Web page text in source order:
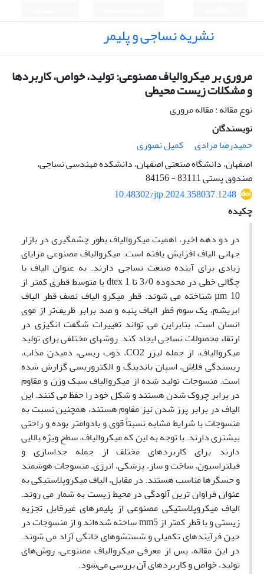
نشریه نساجی و پلیمر
مروری بر میکروالیاف مصنوعی: تولید، خواص، کاربردها
و مشکلات زیست محیطی
نوع مقاله : مقاله مروری
نویسندگان
حمیدرضا مرادی
کمیل نصوری
اصفهان، دانشگاه صنعتی اصفهان، دانشکده مهندسی نساجی،
صندوق پستی 83111 - 84156
10.48302/jtp.2024.358037.1248
چکیده
در دو دهه اخیر، اهمیت میکروالیاف بطور چشمگیری در بازار
جهانی الیاف افزایش یافته است. میکروالیاف مصنوعی مزایای
زیادی برای آینده صنعت نساجی دارند. به عنوان الیاف با
چگالی خطی در محدوده 3/0 تا dtex 1 یا متوسط قطری کمتر از
µm 10 شناخته می شوند. قطر میکرو الیاف نصف قطر الیاف
ابریشم، یک سوم قطر الیاف پنبه و صد برابر ظریف‌تر از موی
انسان است، بنابراین می تواند تغییرات شگفت انگیزی در
ارتقاء محصولات نساجی ایجاد کند. روشهای مختلفی برای تولید
میکروالیاف، از جمله لیزر CO2، ذوب ریسی، دمیدن مذاب،
ریسندگی فلاش، اسپان باندینگ و الکتروریسی گزارش شده
است. منسوجات تولید شده از میکروالیاف سبک وزن و مقاوم
در برابر چروک شدن هستند و شکل خود را حفظ می کنند. این
الیاف در برابر پرز شدن نیز مقاوم هستند، همچنین نسبت به
منسوجات با شرایط مشابه نسبتاً قوی و بادوامتر بوده و راحتی
بیشتری دارند. با توجه به این که میکروالیاف، سطح ویژه بالایی
دارند برای کاربردهای مختلف از جمله جداسازی و
فیلتراسیون، ساخت و ساز، پزشکی، انرژی، منسوجات هوشمند
و حسگرها مناسب هستند. در مقابل، الیاف میکروپلاستیکی به
عنوان فراوان ترین آلودگی در محیط زیست به شمار می روند.
الیاف میکروپلاستیکی مصنوعی از پلیمرهای غیرقابل تجزیه
زیستی و با قطر کمتر از mm5 ساخته شده‌اند و از منسوجات در
حین فرآیندهای تکمیلی و شستشوهای خانگی آزاد می شوند.
در این مقاله، پس از معرفی میکروالیاف مصنوعی، روش‌های
تولید، خواص و کاربردهای آن بررسی می‌شود.